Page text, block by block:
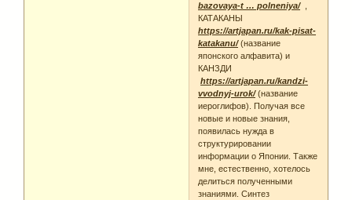
bazovaya-t … polneniya/,
КАТАКАНЫ
https://artjapan.ru/kak-pisat-
katakanu/(название
японского алфавита) и
КАНЗДИ
https://artjapan.ru/kandzi-
vvodnyj-urok/(название
иероглифов). Получая все
новые и новые знания,
появилась нужда в
структурировании
информации о Японии. Также
мне, естественно, хотелось
делиться полученными
знаниями. Синтез